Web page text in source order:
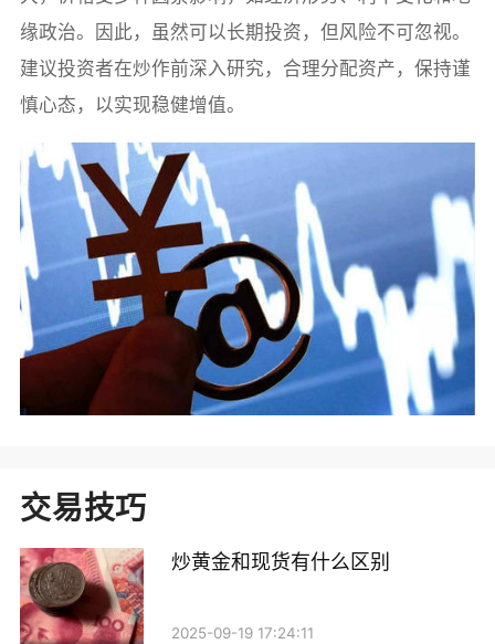
缘政治。因此，虽然可以长期投资，但风险不可忽视。
建议投资者在炒作前深入研究，合理分配资产，保持谨
慎心态，以实现稳健增值。
交易技巧
炒黄金和现货有什么区别
2025-09-19 17:24:11